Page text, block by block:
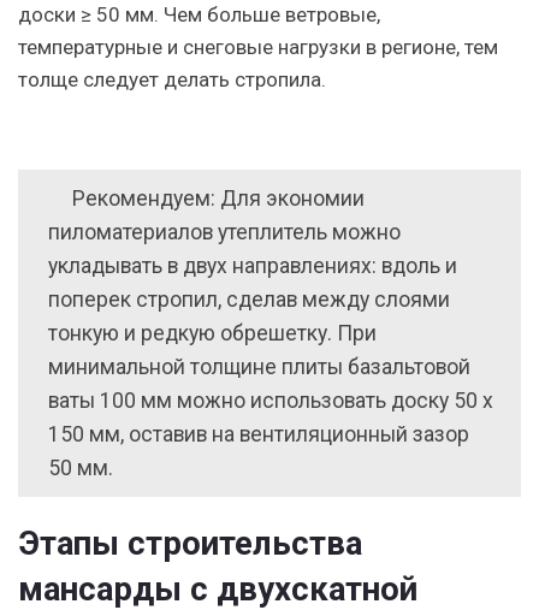
доски ≥ 50 мм. Чем больше ветровые,
температурные и снеговые нагрузки в регионе, тем
толще следует делать стропила.
Рекомендуем: Для экономии
пиломатериалов утеплитель можно
укладывать в двух направлениях: вдоль и
поперек стропил, сделав между слоями
тонкую и редкую обрешетку. При
минимальной толщине плиты базальтовой
ваты 100 мм можно использовать доску 50 х
150 мм, оставив на вентиляционный зазор
50 мм.
Этапы строительства
мансарды с двухскатной